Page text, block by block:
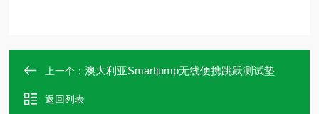
上一个：澳大利亚Smartjump无线便携跳跃测试垫
返回列表